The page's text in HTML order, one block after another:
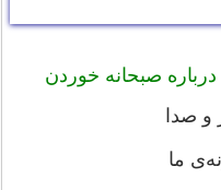
صبحانه خوردن
و صدا
ما